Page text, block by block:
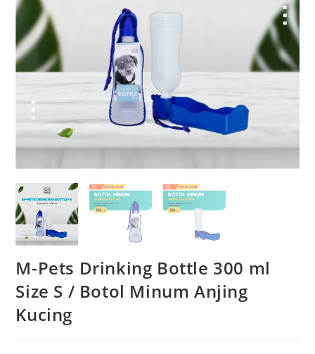
M-Pets Drinking Bottle 300 ml
Size S / Botol Minum Anjing
Kucing